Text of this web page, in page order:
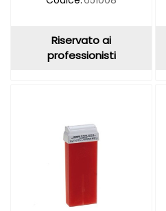
Riservato ai
professionisti